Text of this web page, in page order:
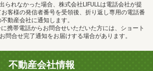
られなかった場合、株式会社LIFULLは電話会社が提
客様の発信者番号を受領後、折り返し専用の電話番
動産会社に通知します。
携帯電話からお問合せいただいた方には、ショート
問合せ完了通知をお届けする場合があります。
不動産会社情報